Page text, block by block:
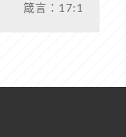
箴言：17:1